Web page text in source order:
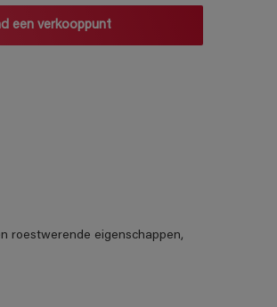
een verkooppunt
roestwerende eigenschappen,